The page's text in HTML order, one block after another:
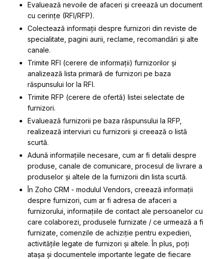
Evaluează nevoile de afaceri și creează un document
cu cerințe (RFI/RFP).
Colectează informații despre furnizori din reviste de
specialitate, pagini aurii, reclame, recomandări și alte
canale.
Trimite RFI (cerere de informații) furnizorilor și
analizează lista primară de furnizori pe baza
răspunsului lor la RFI.
Trimite RFP (cerere de ofertă) listei selectate de
furnizori.
Evaluează furnizorii pe baza răspunsului la RFP,
realizează interviuri cu furnizorii și creează o listă
scurtă.
Adună informațiile necesare, cum ar fi detalii despre
produse, canale de comunicare, procesul de livrare a
produselor și altele de la furnizorii din lista scurtă.
În Zoho CRM - modulul Vendors, creează informații
despre furnizori, cum ar fi adresa de afaceri a
furnizorului, informațiile de contact ale persoanelor cu
care colaborezi, produsele furnizate / ce urmează a fi
furnizate, comenzile de achiziție pentru expedieri,
activitățile legate de furnizori și altele. În plus, poți
atașa și documentele importante legate de fiecare